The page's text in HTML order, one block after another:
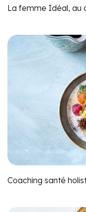
La femme Idéal, au
Coaching santé